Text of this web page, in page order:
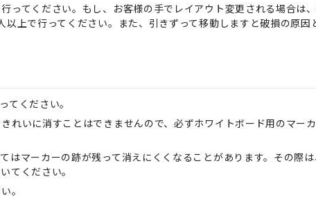
ってください。もし、お客様の手でレイアウト変更される場合は
上で行ってください。また、引きずって移動しますと破損の原因
てください。
れいに消すことはできませんので、必ずホワイトボード用のマー
はマーカーの跡が残って消えにくくなることがあります。その際
てください。
。